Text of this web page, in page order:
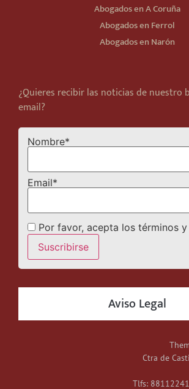
Abogados en A Coruña
Abogados en Ferrol
Abogados en Narón
¿Quieres recibir las noticias de nuestro
email?
Nombre*
Email*
Por favor, acepta los términos
Aviso Legal
Ctra de
Tlfs: